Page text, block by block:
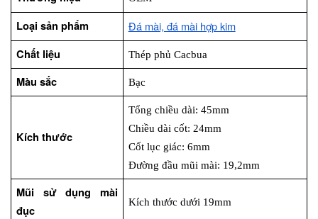
Loại sản phẩm
Đá mài, đá mài hợp kim
Chất liệu
Thép phủ Cacbua
Màu sắc Bạc
Kích thước
Tổng chiều dài: 45mm
Chiều dài cốt: 24mm
Cốt lục giác: 6mm
Đường đầu mũi mài: 19,2mm
Mũi sử dụng mài
đục
Kích thước dưới 19mm